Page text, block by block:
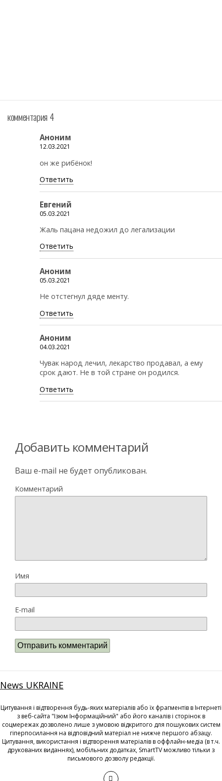
комментария 4
Аноним
12.03.2021
он же рибёнок!
Ответить
Евгений
05.03.2021
Жаль пацана недожил до легализации
Ответить
Аноним
05.03.2021
Не отстегнул дяде менту.
Ответить
Аноним
04.03.2021
Чувак народ лечил, лекарство продавал, а ему
срок дают. Не в той стране он родился.
Ответить
Добавить комментарий
Ваш e-mail не будет опубликован.
Комментарий
Имя
E-mail
News UKRAINE
Цитування і відтворення будь-яких матеріалів або їх фрагментів в Інтернеті
з веб-сайта "Ізюм Інформаційний" або його каналів і сторінок в
соцмережах дозволено лише з умовою відкритого для пошукових систем
гіперпосилання на відповідний матеріал не нижче першого абзацу.
Цитування, використання і відтворення матеріалів в оффлайн-медіа (в т.ч.
друкованих виданнях), мобільних додатках, SmartTV можливо тільки з
письмового дозволу редакції.